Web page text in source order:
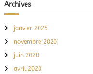
Archives
janvier 2025
novembre 2020
juin 2020
avril 2020